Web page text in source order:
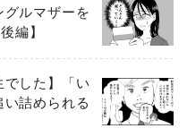
グルマザーを
編】
でした】「い
詰められる